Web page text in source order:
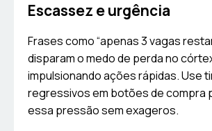
Escassez e urgência
Frases como “apenas 3 vagas
disparam o medo de perda no
impulsionando ações rápidas. Use
regressivos em botões de compra
essa pressão sem exageros.